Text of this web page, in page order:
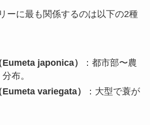
ーに最も関係するのは以下の2種
japonica）
：都市部〜農
布。
variegata）
：大型で蓑が